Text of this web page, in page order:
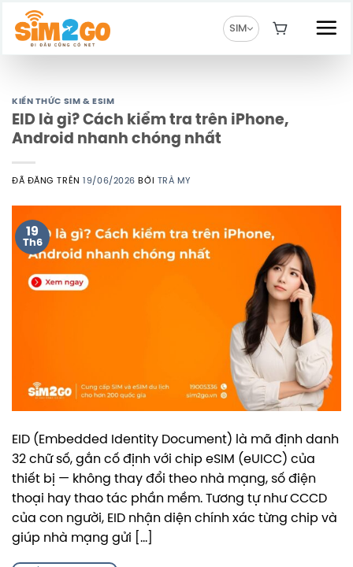
Chuyển
đến
SIM
KIẾN THỨC SIM & ESIM
EID là gì? Cách kiểm tra trên iPhone,
Android nhanh chóng nhất
ĐÃ ĐĂNG TRÊN19/06/2026 BỞI TRÀ MY
19
Th6
EID (Embedded Identity Document) là mã định danh
32 chữ số, gắn cố định với chip eSIM (eUICC) của
thiết bị — không thay đổi theo nhà mạng, số điện
thoại hay thao tác phần mềm. Tương tự như CCCD
của con người, EID nhận diện chính xác từng chip và
giúp nhà mạng gửi […]